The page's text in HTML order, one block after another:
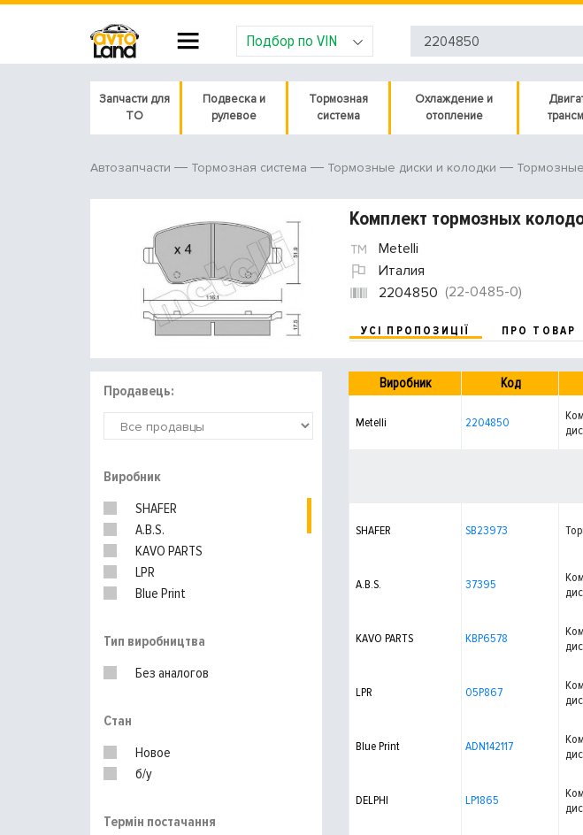
Подбор по VIN
Запчасти для
ТО
Подвеска и
рулевое
Тормозная
система
Охлаждение и
отопление
Автозапчасти Тормозная система Тормозные диски и колодки
Комплект тормозных
Metelli
Италия
2204850 (22-0485-0)
УСІ ПРОПОЗИЦІЇ ПРО ТОВАР
Продавець:
Виробник
SHAFER
A.B.S.
KAVO PARTS
LPR
Blue Print
Icer
MEYLE
Ferodo
RENAULT
TRW
Тип виробництва
Без аналогов
Стан
Новое
б/у
Термін постачання
Виробник Код
Metelli 2204850
SHAFER SB23973
A.B.S. 37395
KAVO PARTS KBP6578
LPR 05P867
Blue Print ADN142117
DELPHI LP1865